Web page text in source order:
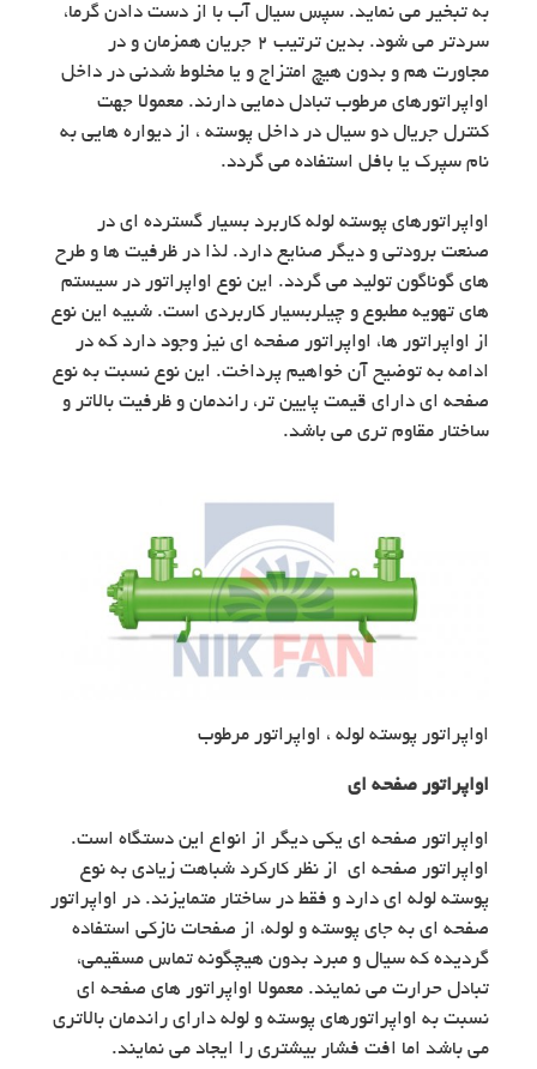
به تبخیر می نماید. سپس سیال آب با از دست دادن گرما،
سردتر می شود. بدین ترتیب 2 جریان همزمان و در
مجاورت هم و بدون هیچ امتزاج و یا مخلوط شدنی در داخل
اواپراتورهای مرطوب تبادل دمایی دارند. معمولا جهت
کنترل جریال دو سیال در داخل پوسته ، از دیواره هایی به
نام سپرک یا بافل استفاده می گردد.
اواپراتورهای پوسته لوله کاربرد بسیار گسترده ای در
صنعت برودتی و دیگر صنایع دارد. لذا در ظرفیت ها و طرح
های گوناگون تولید می گردد. این نوع اواپراتور در سیستم
های تهویه مطبوع و چیلربسیار کاربردی است. شبیه این نوع
از اواپراتور ها، اواپراتور صفحه ای نیز وجود دارد که در
ادامه به توضیح آن خواهیم پرداخت. این نوع نسبت به نوع
صفحه ای دارای قیمت پایین تر، راندمان و ظرفیت بالاتر و
ساختار مقاوم تری می باشد.
اواپراتور پوسته لوله ، اواپراتور مرطوب
اواپراتور صفحه ای
اواپراتور صفحه ای یکی دیگر از انواع این دستگاه است.
اواپراتور صفحه ای از نظر کارکرد شباهت زیادی به نوع
پوسته لوله ای دارد و فقط در ساختار متمایزند. در اواپراتور
صفحه ای به جای پوسته و لوله، از صفحات نازکی استفاده
گردیده که سیال و مبرد بدون هیچگونه تماس مسقیمی،
تبادل حرارت می نمایند. معمولا اواپراتور های صفحه ای
نسبت به اواپراتورهای پوسته و لوله دارای راندمان بالاتری
می باشد اما افت فشار بیشتری را ایجاد می نمایند.